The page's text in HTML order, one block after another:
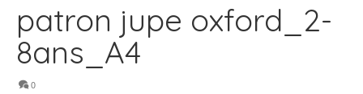
patron jupe oxford_2-
8ans_A4
0